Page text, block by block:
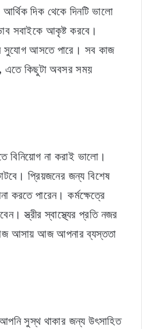
দিক থেকে দিনটি ভালো
সবাইকে আকৃষ্ট করবে।
সুযোগ আসতে পারে। সব কাজ
এতে কিছুটা অবসর সময়
বিনিয়োগ না করাই ভালো।
প্রিয়জনের জন্য বিশেষ
করতে পারেন। কর্মক্ষেত্রে
স্ত্রীর স্বাস্থ্যের প্রতি নজর
আসায় আজ আপনার ব্যস্ততা
সুস্থ থাকার জন্য উৎসাহিত